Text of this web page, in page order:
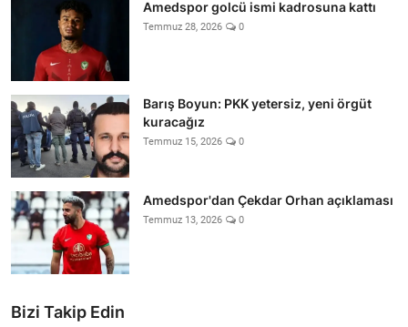
Amedspor golcü ismi kadrosuna kattı
Temmuz 28, 2026 0
Barış Boyun: PKK yetersiz, yeni örgüt
kuracağız
Temmuz 15, 2026 0
Amedspor'dan Çekdar Orhan açıklaması
Temmuz 13, 2026 0
Bizi Takip Edin